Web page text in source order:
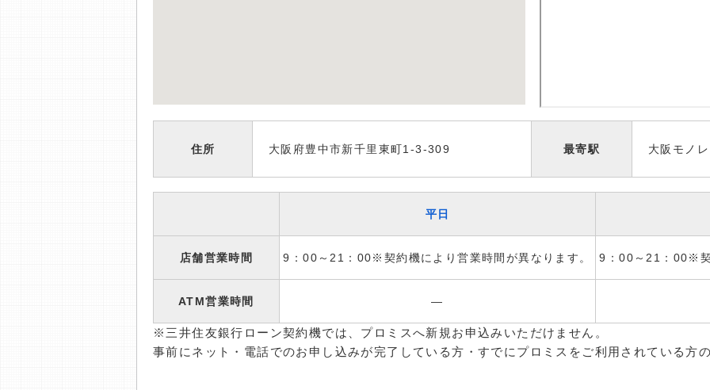
住所 大阪府豊中市新千里東町1-3-309 最寄駅 大阪モノ
平日
店舗営業時間 9：00～21：00※契約機により営業時間が異なります。 9：00～21：00※
ATM営業時間 ―
※三井住友銀行ローン契約機では、プロミスへ新規お申込みいただけません。
事前にネット・電話でのお申し込みが完了している方・すでにプロミスをご利用されている方